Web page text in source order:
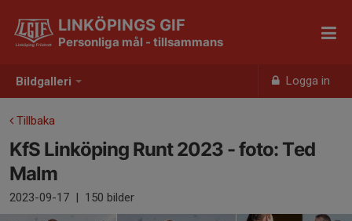
Bildgalleri Logga in
LINKÖPINGS GIF
Personliga mål - tillsammans
Tillbaka
KfS Linköping Runt 2023 - foto: Ted
Malm
2023-09-17 | 150 bilder